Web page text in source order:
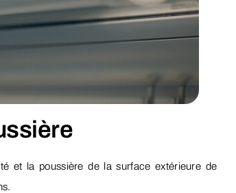
et la poussière de la surface extérieure de